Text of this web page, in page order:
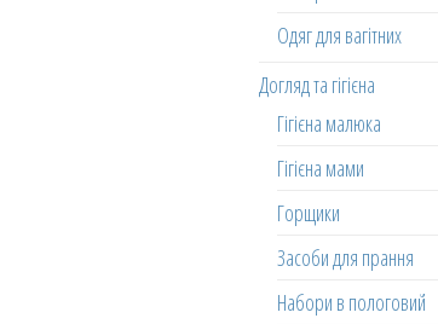
Одяг для вагітних
Догляд та гігієна
Гігієна малюка
Гігієна мами
Горщики
Засоби для прання
Набори в пологовий